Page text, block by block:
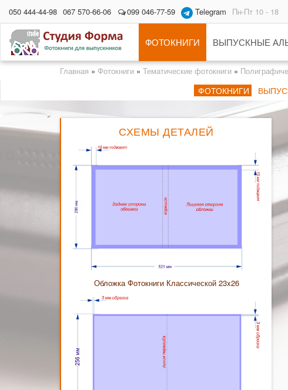
050 444-44-98 067 570-66-06 099 046-77-59 Telegram Пн-Пт 10 - 18
ФОТОКНИГИ ВЫПУСКНЫЕ
Главная » Фотокниги » Тематические фотокниги »
ФОТОКНИГИ
СХЕМЫ ДЕТАЛЕЙ
Обложка Фотокниги Классической 23x26